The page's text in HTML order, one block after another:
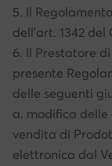
5. Il
dell’art. 1342
6. Il Prestatore
presente
delle seguenti
a. modifica delle
vendita di
elettronica dal